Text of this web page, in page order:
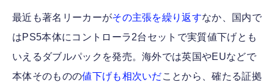
最近も著名リーカーがその主張を繰り返すなか、国内で
はPS5本体にコントローラ2台セットで実質値下げとも
いえるダブルパックを発売。海外では英国やEUなどで
本体そのものの値下げも相次いだことから、確たる証拠